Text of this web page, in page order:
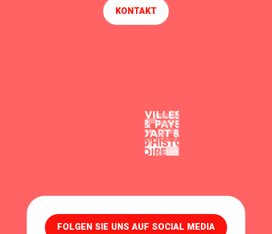
KONTAKT
FOLGEN SIE UNS AUF SOCIAL MEDIA